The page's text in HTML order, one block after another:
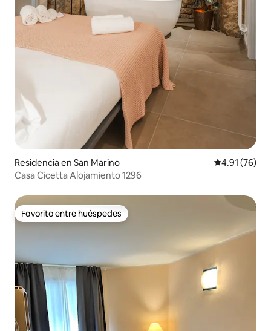
Residencia en San Marino Calificación
4.91 (76)
Casa Cicetta Alojamiento 1296
Favorito entre huéspedes
Favorito entre huéspedes